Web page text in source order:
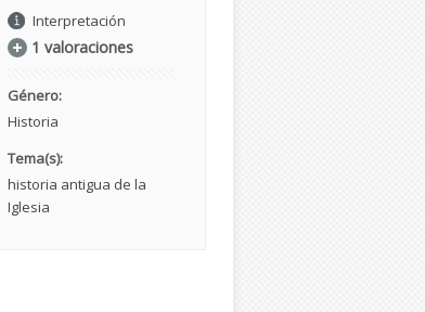
Interpretación
1 valoraciones
Género:
Historia
Tema(s):
historia antigua de la
Iglesia